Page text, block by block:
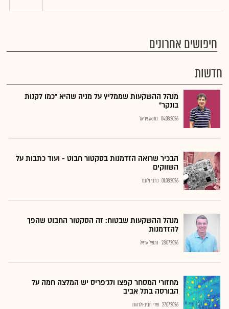
חיפושים אחרונים
חדשות
מנהל ההשקעות שממליץ על מניה שהיא "כמו לקנות
בונקר"
04.08.2026 נתנאל אריאל
הבכיר שרואה הזדמנות בסקטור חבוט - ועוד כתבות על
השווקים
01.08.2026 כתבי גלובס
מנהל ההשקעות שבטוח: זה הסקטור החבוט שהפך
להזדמנות
28.07.2026 נתנאל אריאל
מחזורי המסחר קפצו ולג'פריס יש המלצה חמה על
הבורסה בתל אביב
27.07.2026 שירי חביב-ולדהורן